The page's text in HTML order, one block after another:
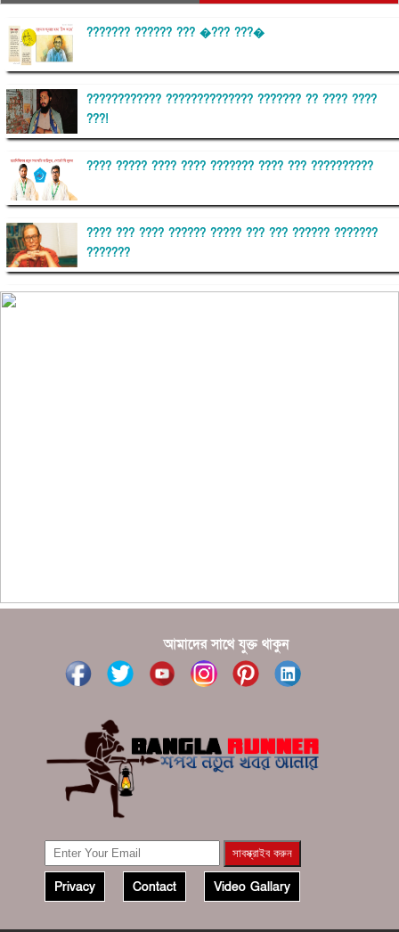
??????? ?????? ??? �??? ???�
???????????? ?????????????? ??????? ?? ???? ????
???!
???? ????? ???? ???? ??????? ???? ??? ??????????
???? ??? ???? ?????? ????? ??? ??? ?????? ???????
???????
?????? ????? ?????? ???? ???? ?????
আমাদের সাথে যুক্ত থাকুন
Privacy Contact Video Gallary